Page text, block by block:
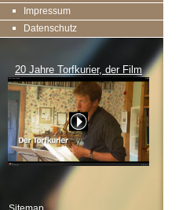
Impressum
Datenschutz
20 Jahre Torfkurier, der Film